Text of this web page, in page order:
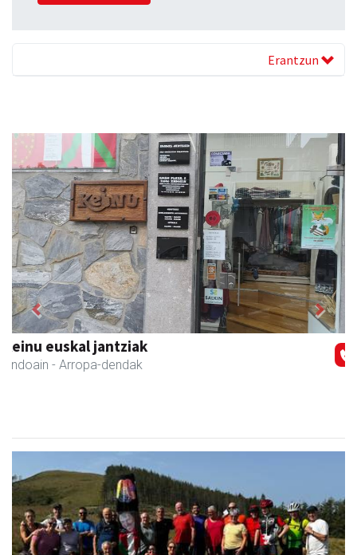
Erantzun
Ernaitza liburu-denda
Andoain - Liburu-dendak
Previous Next